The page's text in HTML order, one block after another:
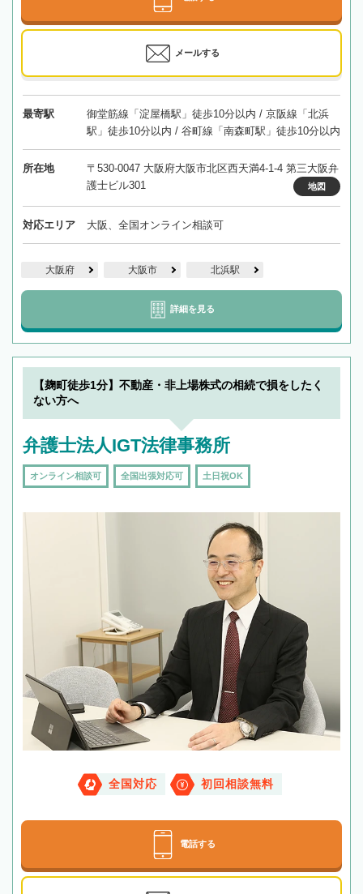
メールする
最寄駅
御堂筋線「淀屋橋駅」徒歩10分以内 / 京阪線「北浜
駅」徒歩10分以内 / 谷町線「南森町駅」徒歩10分以内
所在地
〒530-0047 大阪府大阪市北区西天満4-1-4 第三大阪弁
護士ビル301
地図
対応エリア 大阪、全国オンライン相談可
大阪府 大阪市 北浜駅
詳細を見る
【麹町徒歩1分】不動産・非上場株式の相続で損をしたく
ない方へ
弁護士法人IGT法律事務所
オンライン相談可 全国出張対応可 土日祝OK
全国対応 初回相談無料
電話する